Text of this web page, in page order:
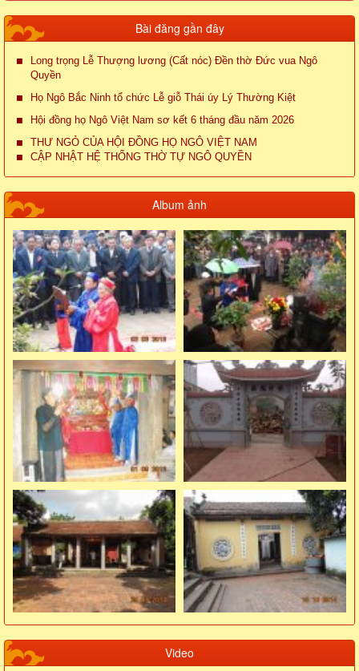
Bài đăng gần đây
Long trọng Lễ Thượng lương (Cất nóc) Đền thờ Đức vua Ngô
Quyền
Họ Ngô Bắc Ninh tổ chức Lễ giỗ Thái úy Lý Thường Kiệt
Hội đồng họ Ngô Việt Nam sơ kết 6 tháng đầu năm 2026
THƯ NGỎ CỦA HỘI ĐỒNG HỌ NGÔ VIỆT NAM
CẬP NHẬT HỆ THỐNG THỜ TỰ NGÔ QUYỀN
Album ảnh
Video